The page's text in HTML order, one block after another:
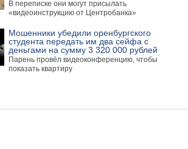
В переписке они могут присылать
«видеоинструкцию от Центробанка»
Мошенники убедили оренбургского
студента передать им два сейфа с
деньгами на сумму 3 320 000 рублей
Парень провёл видеоконференцию, чтобы
показать квартиру